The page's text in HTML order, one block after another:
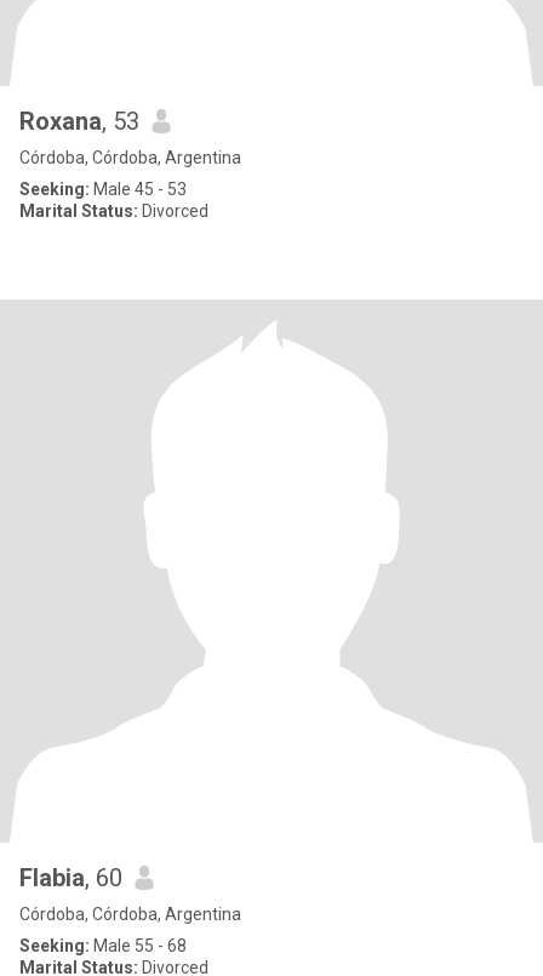
Roxana, 53
Córdoba, Córdoba, Argentina
Seeking: Male 45 - 53
Marital Status: Divorced
Flabia, 60
Córdoba, Córdoba, Argentina
Seeking: Male 55 - 68
Marital Status: Divorced